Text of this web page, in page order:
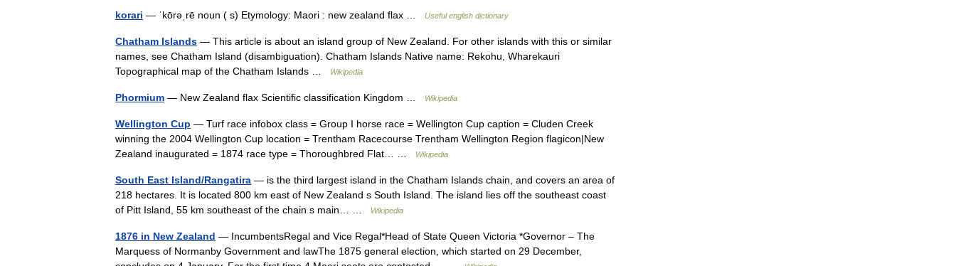
korari — ˈkōrəˌrē noun ( s) Etymology: Maori : new zealand flax … Useful english dictionary
Chatham Islands — This article is about an island group of New Zealand. For other islands with this or similar
names, see Chatham Island (disambiguation). Chatham Islands Native name: Rekohu, Wharekauri
Topographical map of the Chatham Islands …
Wikipedia
Phormium — New Zealand flax Scientific classification Kingdom … Wikipedia
Wellington Cup — Turf race infobox class = Group I horse race = Wellington Cup caption = Cluden Creek
winning the 2004 Wellington Cup location = Trentham Racecourse Trentham Wellington Region flagicon|New
Zealand inaugurated = 1874 race type = Thoroughbred Flat… …
Wikipedia
South East Island/Rangatira — is the third largest island in the Chatham Islands chain, and covers an area of
218 hectares. It is located 800 km east of New Zealand s South Island. The island lies off the southeast coast
of Pitt Island, 55 km southeast of the chain s main… …
Wikipedia
1876 in New Zealand — IncumbentsRegal and Vice Regal*Head of State Queen Victoria *Governor – The
Marquess of Normanby Government and lawThe 1875 general election, which started on 29 December,